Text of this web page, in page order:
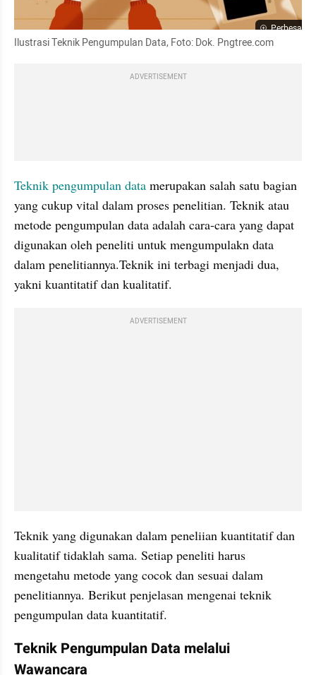
Perbesar
Ilustrasi Teknik Pengumpulan Data, Foto: Dok. Pngtree.com
ADVERTISEMENT
Teknik pengumpulan data merupakan salah satu bagian
yang cukup vital dalam proses penelitian. Teknik atau
metode pengumpulan data adalah cara-cara yang dapat
digunakan oleh peneliti untuk mengumpulakn data
dalam penelitiannya.Teknik ini terbagi menjadi dua,
yakni kuantitatif dan kualitatif.
ADVERTISEMENT
Teknik yang digunakan dalam peneliian kuantitatif dan
kualitatif tidaklah sama. Setiap peneliti harus
mengetahu metode yang cocok dan sesuai dalam
penelitiannya. Berikut penjelasan mengenai teknik
pengumpulan data kuantitatif.
Teknik Pengumpulan Data melalui
Wawancara